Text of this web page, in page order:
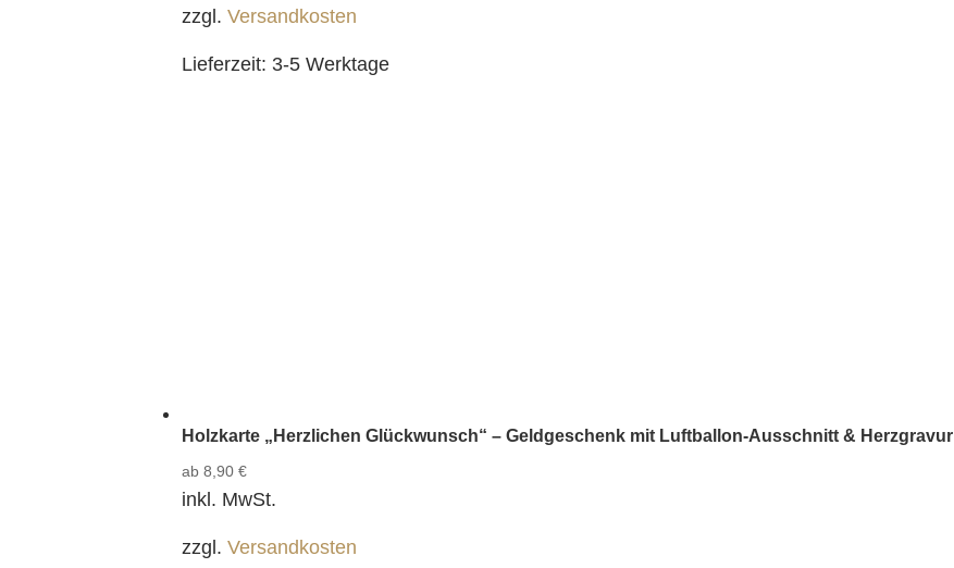
zzgl.Versandkosten
Lieferzeit: 3-5 Werktage
Holzkarte „Herzlichen Glückwunsch“ – Geldgeschenk mit Luftballon-Ausschnitt & Herzgravur
ab8,90€
inkl. MwSt.
zzgl.Versandkosten